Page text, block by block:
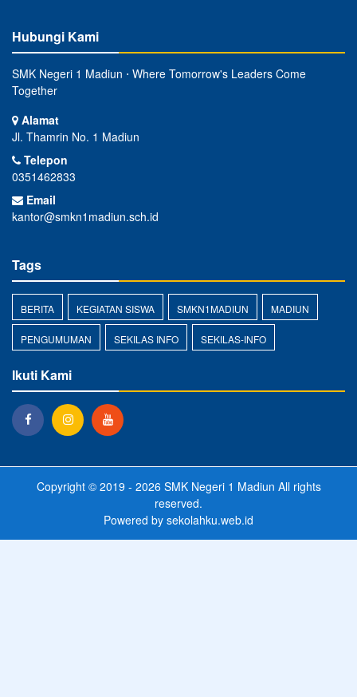
Hubungi Kami
SMK Negeri 1 Madiun ⋅ Where Tomorrow's Leaders Come
Together
Alamat
Jl. Thamrin No. 1 Madiun
Telepon
0351462833
Email
kantor@smkn1madiun.sch.id
Tags
BERITA KEGIATAN SISWA SMKN1MADIUN MADIUN
PENGUMUMAN SEKILAS INFO SEKILAS-INFO
Ikuti Kami
Copyright © 2019 - 2026 SMK Negeri 1 Madiun All rights
reserved.
Powered by sekolahku.web.id